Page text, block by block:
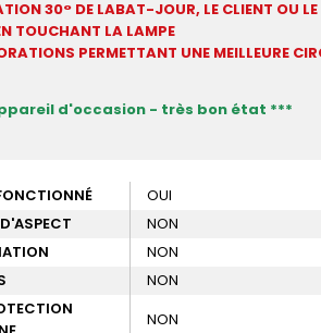
30° DE LABAT-JOUR, LE CLIENT OU LE
TOUCHANT LA LAMPE
PERMETTANT UNE MEILLEURE
d'occasion - très bon état ***
OUI
NON
NON
NON
NON